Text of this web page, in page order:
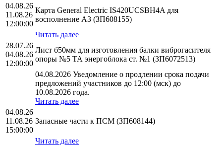
04.08.26
11.08.26
12:00:00
Карта General Electric IS420UCSBH4A для
восполнение АЗ (ЗП608155)
Читать далее
28.07.26
04.08.26
12:00:00
Лист б50мм для изготовления балки виброгасителя
опоры №5 ТА энергоблока ст. №1 (ЗП6072513)
04.08.2026 Уведомление о продлении срока подачи
предложений участников до 12:00 (мск) до
10.08.2026 года.
Читать далее
04.08.26
11.08.26
15:00:00
Запасные части к ПСМ (ЗП608144)
Читать далее